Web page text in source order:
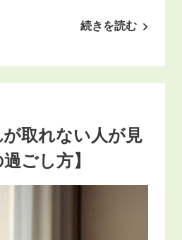
続きを読む
が取れない人が見
ごし方】